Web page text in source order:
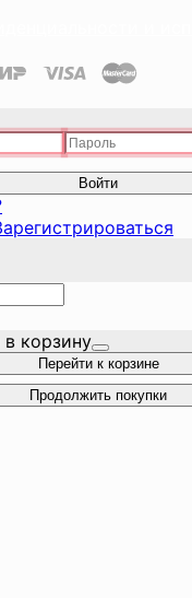
Войти
корзину
Перейти к корзине
Продолжить покупки